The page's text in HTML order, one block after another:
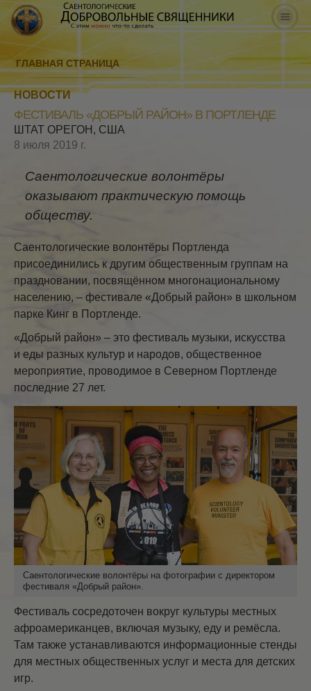
ГЛАВНАЯ СТРАНИЦА
НОВОСТИ
ФЕСТИВАЛЬ «ДОБРЫЙ РАЙОН» В ПОРТЛЕНДЕ
ШТАТ ОРЕГОН, США
8 июля 2019 г.
Саентологические волонтёры
оказывают практическую помощь
обществу.
Саентологические волонтёры Портленда
присоединились к другим общественным группам на
праздновании, посвящённом многонациональному
населению, – фестивале «Добрый район» в школьном
парке Кинг в Портленде.
«Добрый район» – это фестиваль музыки, искусства
и еды разных культур и народов, общественное
мероприятие, проводимое в Северном Портленде
последние 27 лет.
Саентологические волонтёры на фотографии с директором
фестиваля «Добрый район».
Фестиваль сосредоточен вокруг культуры местных
афроамериканцев, включая музыку, еду и ремёсла.
Там также устанавливаются информационные стенды
для местных общественных услуг и места для детских
игр.